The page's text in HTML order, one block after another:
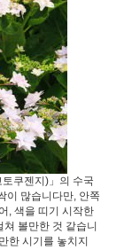
쿠젠지)」의 수국
이 많습니다만, 안쪽
, 색을 띠기 시작한
볼만한 것 같습니
한 시기를 놓치지